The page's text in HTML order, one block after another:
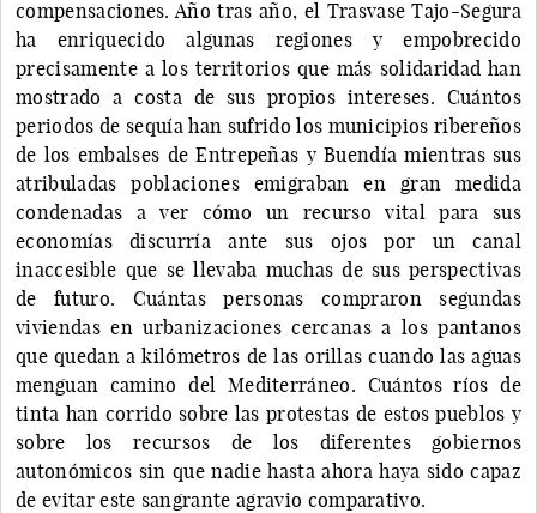
compensaciones. Año tras año, el Trasvase Tajo-Segura
ha enriquecido algunas regiones y empobrecido
precisamente a los territorios que más solidaridad han
mostrado a costa de sus propios intereses. Cuántos
periodos de sequía han sufrido los municipios ribereños
de los embalses de Entrepeñas y Buendía mientras sus
atribuladas poblaciones emigraban en gran medida
condenadas a ver cómo un recurso vital para sus
economías discurría ante sus ojos por un canal
inaccesible que se llevaba muchas de sus perspectivas
de futuro. Cuántas personas compraron segundas
viviendas en urbanizaciones cercanas a los pantanos
que quedan a kilómetros de las orillas cuando las aguas
menguan camino del Mediterráneo. Cuántos ríos de
tinta han corrido sobre las protestas de estos pueblos y
sobre los recursos de los diferentes gobiernos
autonómicos sin que nadie hasta ahora haya sido capaz
de evitar este sangrante agravio comparativo.